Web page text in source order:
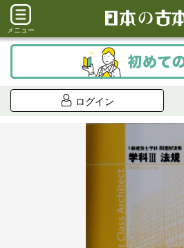
メニュー
ログイン